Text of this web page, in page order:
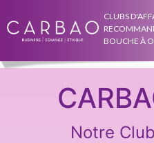
CLUBS
BOUCHE À
Notre